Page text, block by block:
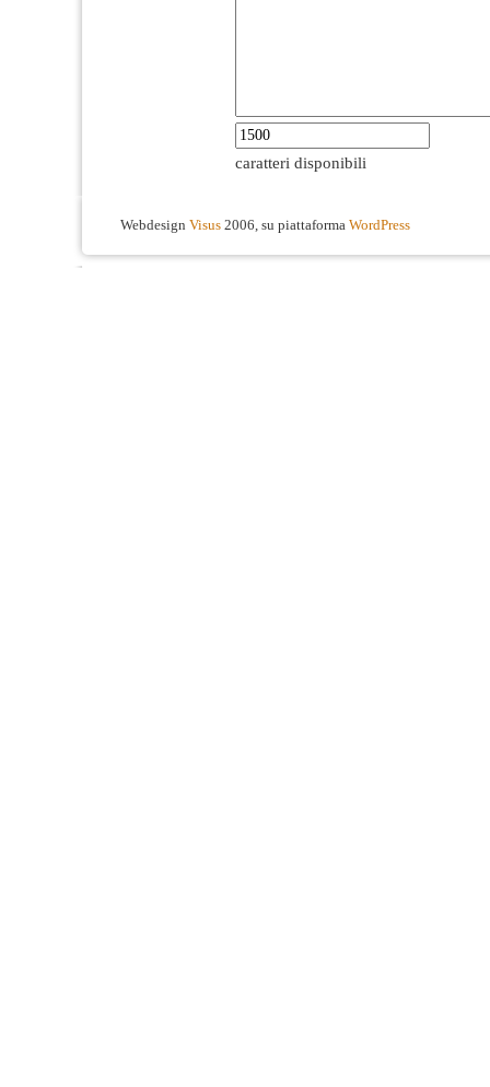
caratteri disponibili
Webdesign Visus 2006, su piattaforma WordPress